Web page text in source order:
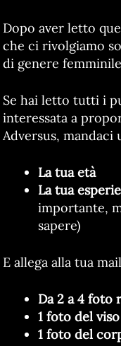
Dopo aver letto
che ci rivolgiamo
di genere
Se hai letto tutti i
interessata a
Adversus, mandaci
La tua età
La tua
importante,
sapere)
E allega alla tua mail
Da 2 a 4 foto
1 foto del viso
1 foto del